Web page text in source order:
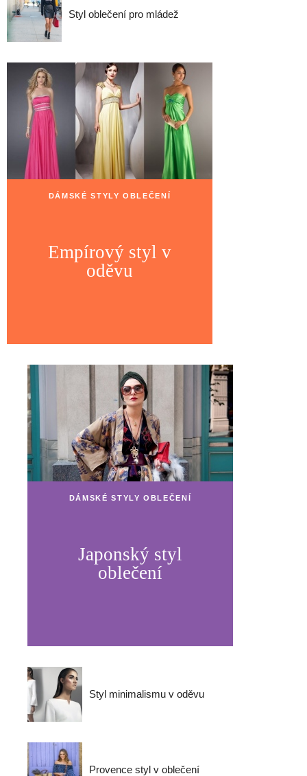
Styl oblečení pro mládež
DÁMSKÉ STYLY OBLEČENÍ
Empírový styl v
oděvu
DÁMSKÉ STYLY OBLEČENÍ
Japonský styl
oblečení
Styl minimalismu v oděvu
Provence styl v oblečení